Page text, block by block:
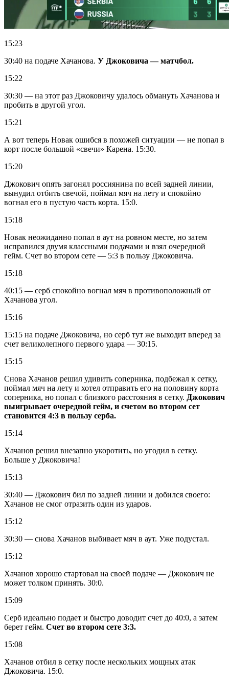
15:23
30:40 на подаче Хачанова. У Джоковича — матчбол.
15:22
30:30 — на этот раз Джоковичу удалось обмануть Хачанова и
пробить в другой угол.
15:21
А вот теперь Новак ошибся в похожей ситуации — не попал в
корт после большой «свечи» Карена. 15:30.
15:20
Джокович опять загонял россиянина по всей задней линии,
вынудил отбить свечой, поймал мяч на лету и спокойно
вогнал его в пустую часть корта. 15:0.
15:18
Новак неожиданно попал в аут на ровном месте, но затем
исправился двумя классными подачами и взял очередной
гейм. Счет во втором сете — 5:3 в пользу Джоковича.
15:18
40:15 — серб спокойно вогнал мяч в противоположный от
Хачанова угол.
15:16
15:15 на подаче Джоковича, но серб тут же выходит вперед за
счет великолепного первого удара — 30:15.
15:15
Снова Хачанов решил удивить соперника, подбежал к сетку,
поймал мяч на лету и хотел отправить его на половину корта
соперника, но попал с близкого расстояния в сетку. Джокович
выигрывает очередной гейм, и счетом во втором сет
становится 4:3 в пользу серба.
15:14
Хачанов решил внезапно укоротить, но угодил в сетку.
Больше у Джоковича!
15:13
30:40 — Джокович бил по задней линии и добился своего:
Хачанов не смог отразить один из ударов.
15:12
30:30 — снова Хачанов выбивает мяч в аут. Уже подустал.
15:12
Хачанов хорошо стартовал на своей подаче — Джокович не
может толком принять. 30:0.
15:09
Серб идеально подает и быстро доводит счет до 40:0, а затем
берет гейм. Счет во втором сете 3:3.
15:08
Хачанов отбил в сетку после нескольких мощных атак
Джоковича. 15:0.